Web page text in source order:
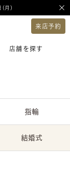
(月)
来店予約
店舗を探す
指輪
結婚式